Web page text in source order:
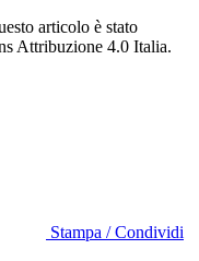
articolo è stato
Attribuzione 4.0 Italia.
Stampa / Condividi